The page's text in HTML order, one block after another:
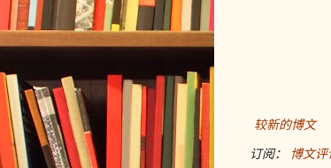
较新的博文
订阅：
博文评